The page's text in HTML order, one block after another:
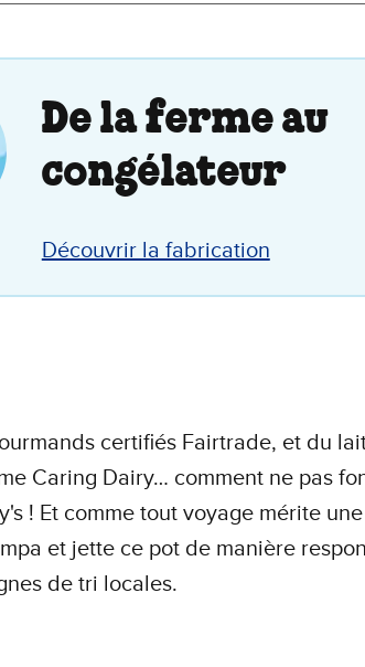
De la ferme au
congélateur
Découvrir la fabrication
certifiés Fairtrade, et du
Caring Dairy… comment ne pas
! Et comme tout voyage mérite
et jette ce pot de manière
de tri locales.